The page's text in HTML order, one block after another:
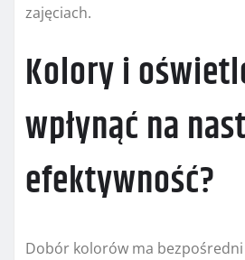
zajęciach.
Kolory i
wpłynąć na
efektywność?
Dobór kolorów ma bezpośredni